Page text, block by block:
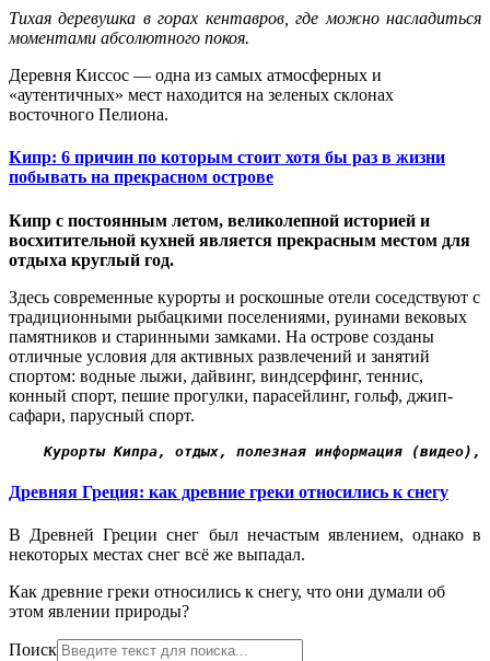
Тихая деревушка в горах кентавров, где можно насладиться
моментами абсолютного покоя.
Деревня Киссос — одна из самых атмосферных и
«аутентичных» мест находится на зеленых склонах
восточного Пелиона.
Кипр: 6 причин по которым стоит хотя бы раз в жизни
побывать на прекрасном острове
Кипр с постоянным летом, великолепной историей и
восхитительной кухней является прекрасным местом для
отдыха круглый год.
Здесь современные курорты и роскошные отели соседствуют с
традиционными рыбацкими поселениями, руинами вековых
памятников и старинными замками. На острове созданы
отличные условия для активных развлечений и занятий
спортом: водные лыжи, дайвинг, виндсерфинг, теннис,
конный спорт, пешие прогулки, парасейлинг, гольф, джип-
сафари, парусный спорт.
Курорты Кипра, отдых, полезная информация (видео),
Древняя Греция: как древние греки относились к снегу
В Древней Греции снег был нечастым явлением, однако в
некоторых местах снег всё же выпадал.
Как древние греки относились к снегу, что они думали об
этом явлении природы?
Поиск